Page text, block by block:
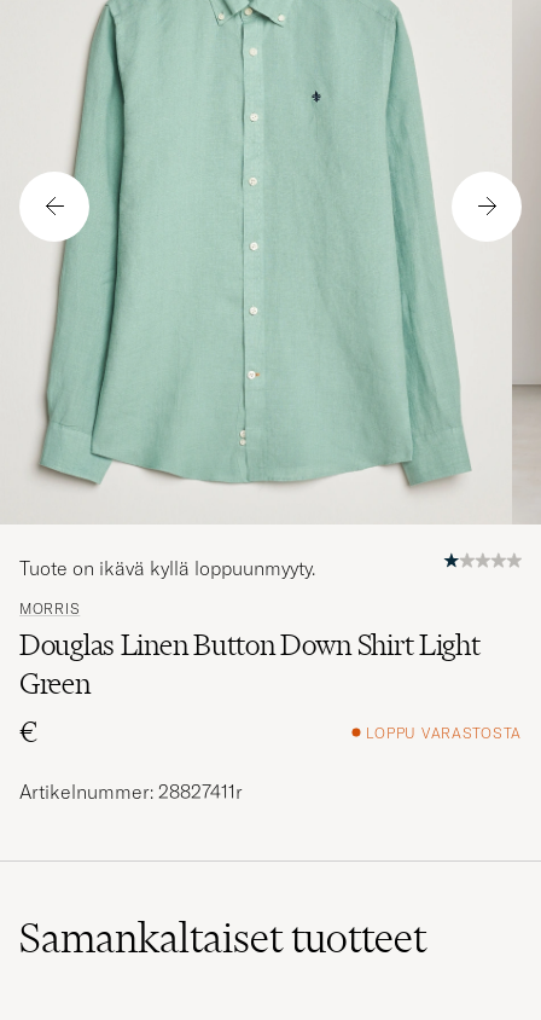
MORRIS
Douglas Linen Button Down Shirt Light
Green
€
LOPPU VARASTOSTA
Tuote on ikävä kyllä loppuunmyyty.
Artikelnummer: 28827411r
Samankaltaisettuotteet